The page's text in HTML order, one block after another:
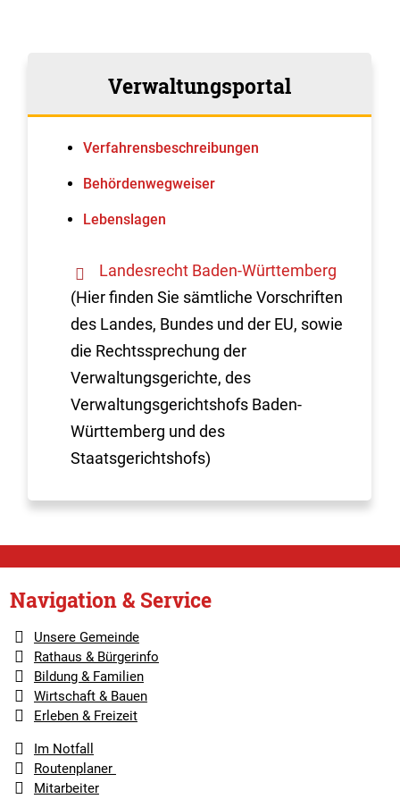
Verwaltungsportal
Verfahrens­beschreibungen
Behördenwegweiser
Lebenslagen
Landesrecht Baden-Württemberg
(Hier finden Sie sämtliche Vorschriften
des Landes, Bundes und der EU, sowie
die Rechtssprechung der
Verwaltungsgerichte, des
Verwaltungsgerichtshofs Baden-
Württemberg und des
Staatsgerichtshofs)
Navigation & Service
Unsere Gemeinde
Rathaus & Bürgerinfo
Bildung & Familien
Wirtschaft & Bauen
Erleben & Freizeit
Im Notfall
Routenplaner
Mitarbeiter